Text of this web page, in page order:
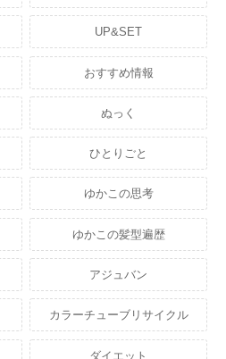
UP&SET
おすすめ情報
ぬっく
ひとりごと
ゆかこの思考
ゆかこの髪型遍歴
アジュバン
カラーチューブリサイクル
ダイエット